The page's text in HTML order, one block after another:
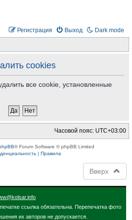
Dark mode
Выход
Регистрация
cookies
все cookie, установленные
Часовой пояс: UTC+03:00
® Forum Software © phpBB Limited
| Правила
Вверх
ссылка обязательна. Перепечатка фото
их авторов не допускается.